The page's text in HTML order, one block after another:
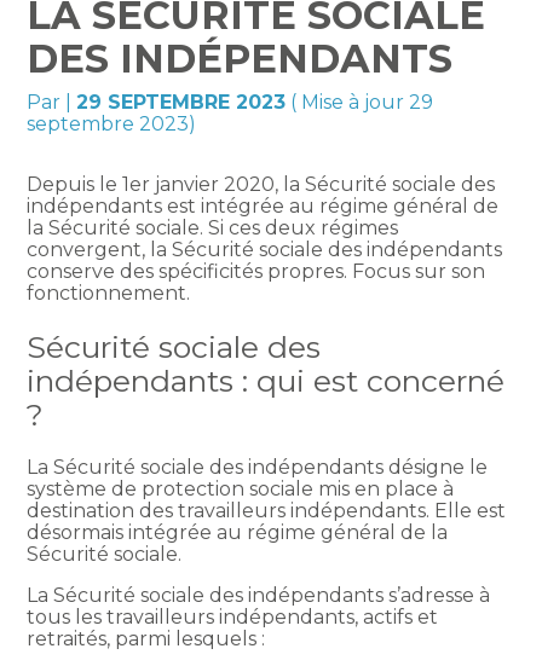
LA SÉCURITÉ SOCIALE
DES INDÉPENDANTS
Par |29 SEPTEMBRE 2023 ( Mise à jour 29
septembre 2023)
Depuis le 1er janvier 2020, la Sécurité sociale des
indépendants est intégrée au régime général de
la Sécurité sociale. Si ces deux régimes
convergent, la Sécurité sociale des indépendants
conserve des spécificités propres. Focus sur son
fonctionnement.
Sécurité sociale des
indépendants : qui est concerné
?
La Sécurité sociale des indépendants désigne le
système de protection sociale mis en place à
destination des travailleurs indépendants. Elle est
désormais intégrée au régime général de la
Sécurité sociale.
La Sécurité sociale des indépendants s’adresse à
tous les travailleurs indépendants, actifs et
retraités, parmi lesquels :